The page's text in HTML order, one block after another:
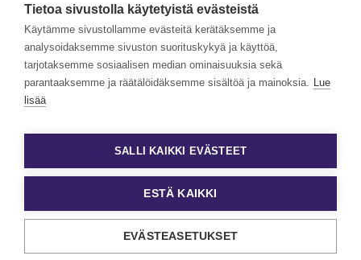
Koko Suomi
Tietoa sivustolla käytetyistä evästeistä
Käytämme sivustollamme evästeitä kerätäksemme ja
analysoidaksemme sivuston suorituskykyä ja käyttöä,
tarjotaksemme sosiaalisen median ominaisuuksia sekä
parantaaksemme ja räätälöidäksemme sisältöä ja mainoksia. Lue
lisää
SALLI KAIKKI EVÄSTEET
ESTÄ KAIKKI
EVÄSTEASETUKSET